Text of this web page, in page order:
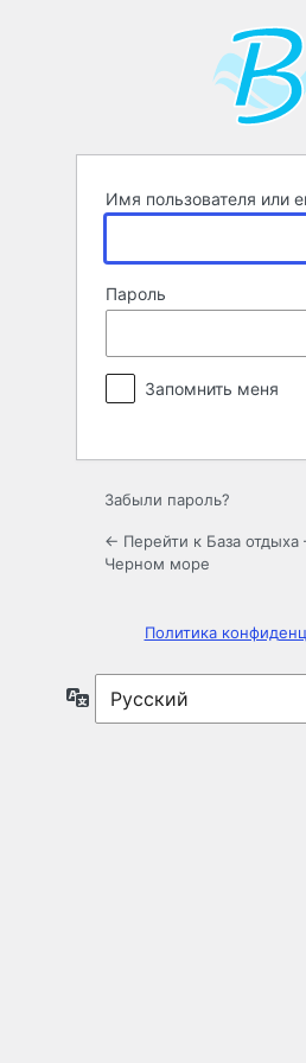
Имя пользователя или
Пароль
Запомнить меня
Забыли пароль?
← Перейти к База
Черном море
Политика
Язык